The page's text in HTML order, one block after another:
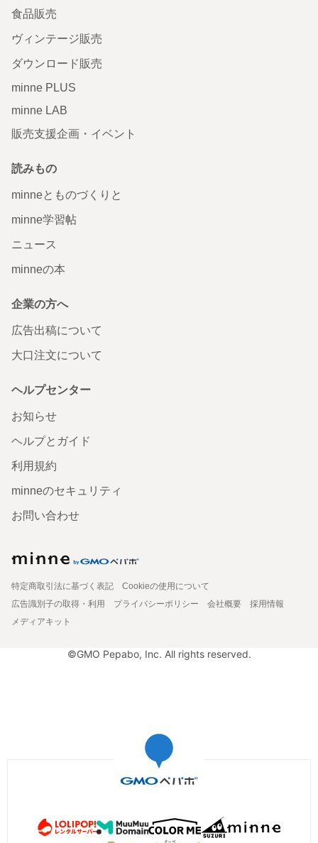
食品販売
ヴィンテージ販売
ダウンロード販売
minne PLUS
minne LAB
販売支援企画・イベント
読みもの
minneとものづくりと
minne学習帖
ニュース
minneの本
企業の方へ
広告出稿について
大口注文について
ヘルプセンター
お知らせ
ヘルプとガイド
利用規約
minneのセキュリティ
お問い合わせ
特定商取引法に基づく表記
Cookieの使用について
広告識別子の取得・利用
プライバシーポリシー 会社概要
採用情報
メディアキット
©GMO Pepabo, Inc. All rights reserved.